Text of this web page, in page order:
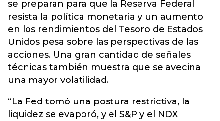
se preparan para que la Reserva Federal
resista la política monetaria y un aumento
en los rendimientos del Tesoro de Estados
Unidos pesa sobre las perspectivas de las
acciones. Una gran cantidad de señales
técnicas también muestra que se avecina
una mayor volatilidad.
“La Fed tomó una postura restrictiva, la
liquidez se evaporó, y el S&P y el NDX